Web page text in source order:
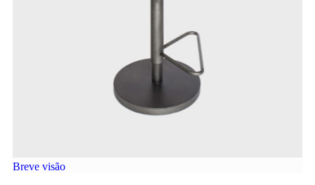
Breve visão